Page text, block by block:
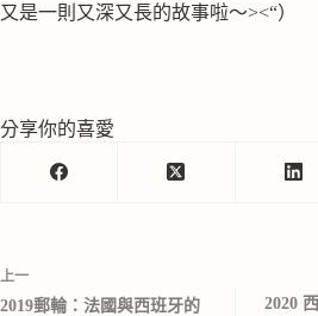
又是一則又深又長的故事啦～><“）
分享你的喜愛
上一
2019郵輪：法國與西班牙的
2020